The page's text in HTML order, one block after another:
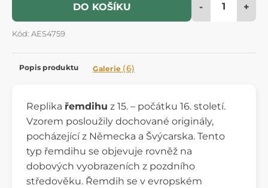
DO KOŠÍKU - +
Kód: AES4759
Popis produktu Galerie (6)
Replika řemdihu z 15. – počátku 16. století.
Vzorem posloužily dochované originály,
pocházející z Německa a Švýcarska. Tento
typ řemdihu se objevuje rovněž na
dobových vyobrazeních z pozdního
středověku. Řemdih se v evropském